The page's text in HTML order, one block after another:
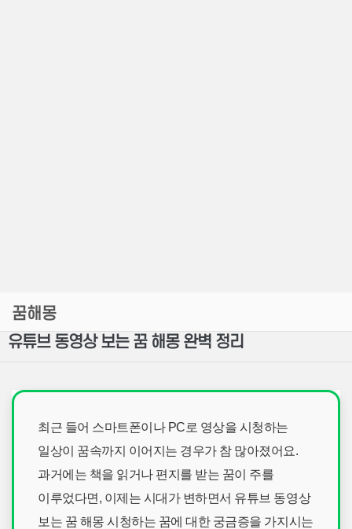
꿈해몽
유튜브 동영상 보는 꿈 해몽 완벽 정리
최근 들어 스마트폰이나 PC로 영상을 시청하는
일상이 꿈속까지 이어지는 경우가 참 많아졌어요.
과거에는 책을 읽거나 편지를 받는 꿈이 주를
이루었다면, 이제는 시대가 변하면서 유튜브 동영상
보는 꿈 해몽 시청하는 꿈에 대한 궁금증을 가지시는